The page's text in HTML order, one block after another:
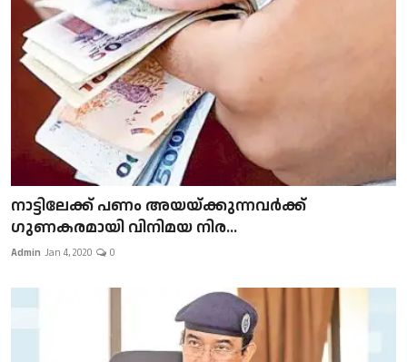
നാട്ടിലേക്ക് പണം അയയ്ക്കുന്നവർക്ക്
ഗുണകരമായി വിനിമയ നിര...
Admin Jan 4, 2020 0